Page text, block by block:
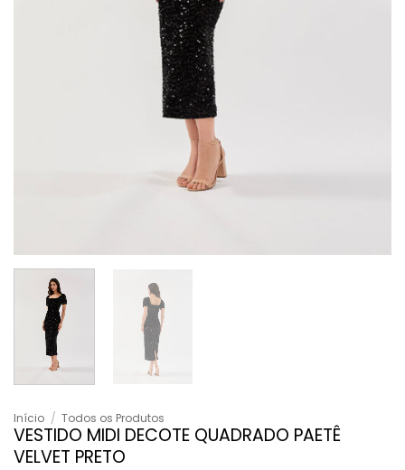
Início / Todos os Produtos
VESTIDO MIDI DECOTE QUADRADO PAETÊ
VELVET PRETO